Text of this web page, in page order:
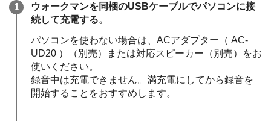
ウォークマンを同梱のUSBケーブルでパソコンに接
続して充電する。
パソコンを使わない場合は、ACアダプター（ AC-
UD20 ）（別売）または対応スピーカー（別売）をお
使いください。
録音中は充電できません。満充電にしてから録音を
開始することをおすすめします。